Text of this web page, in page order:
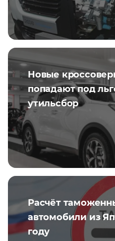
Новые
попадают под
утильсбор
Расчёт
автомобили из
году